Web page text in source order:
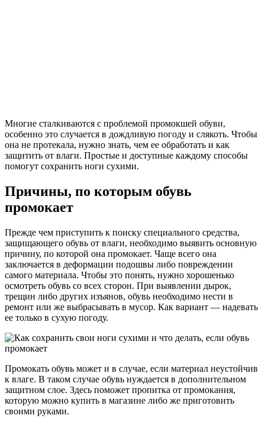
Многие сталкиваются с проблемой промокшей обуви,
особенно это случается в дождливую погоду и слякоть. Чтобы
она не протекала, нужно знать, чем ее обработать и как
защитить от влаги. Простые и доступные каждому способы
помогут сохранить ноги сухими.
Причины, по которым обувь
промокает
Прежде чем приступить к поиску специального средства,
защищающего обувь от влаги, необходимо выявить основную
причину, по которой она промокает. Чаще всего она
заключается в деформации подошвы либо повреждении
самого материала. Чтобы это понять, нужно хорошенько
осмотреть обувь со всех сторон. При выявлении дырок,
трещин либо других изъянов, обувь необходимо нести в
ремонт или же выбрасывать в мусор. Как вариант — надевать
ее только в сухую погоду.
Промокать обувь может и в случае, если материал неустойчив
к влаге. В таком случае обувь нуждается в дополнительном
защитном слое. Здесь поможет пропитка от промокания,
которую можно купить в магазине либо же приготовить
своими руками.